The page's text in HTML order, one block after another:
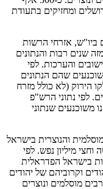
ומחזיקים בתעודת
ביו"ש, אזרחי הרשות
שנים רבות והנתונים
והערכות. לפי
שהם הנתונים
הירוק (לא כולל מזרח
לפי נתוני הרש"פ
אך אנו משוכנעים שנתוני
והנוצרית בישראל
מיליון נפש. לפי
בישראל הפדראלית
איש, מהם כ-6.5 מיליון יהודים וקרוביהם של יהודים
וכ-3.3 או 3.4 מיליון ערבים מוסלמים ונוצרים